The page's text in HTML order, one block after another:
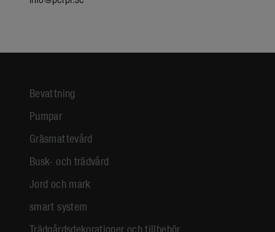
Bevattning
Pumpar
Gräsmattevård
Busk- och trädvård
Jord och mark
smart system
Trädgårdsdekorationer och tillbehör